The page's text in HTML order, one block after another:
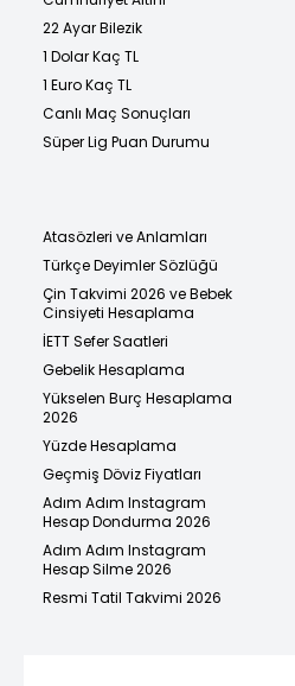
22 Ayar Bilezik
1 Dolar Kaç TL
1 Euro Kaç TL
Canlı Maç Sonuçları
Süper Lig Puan Durumu
Atasözleri ve Anlamları
Türkçe Deyimler Sözlüğü
Çin Takvimi 2026 ve Bebek
Cinsiyeti Hesaplama
İETT Sefer Saatleri
Gebelik Hesaplama
Yükselen Burç Hesaplama
2026
Yüzde Hesaplama
Geçmiş Döviz Fiyatları
Adım Adım Instagram
Hesap Dondurma 2026
Adım Adım Instagram
Hesap Silme 2026
Resmi Tatil Takvimi 2026